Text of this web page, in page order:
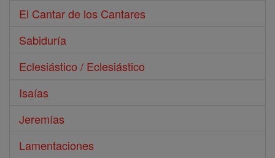
El Cantar de los Cantares
Sabiduría
Eclesiástico / Eclesiástico
Isaías
Jeremías
Lamentaciones